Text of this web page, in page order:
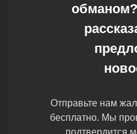
Отправьте нам
бесплатно. Мы